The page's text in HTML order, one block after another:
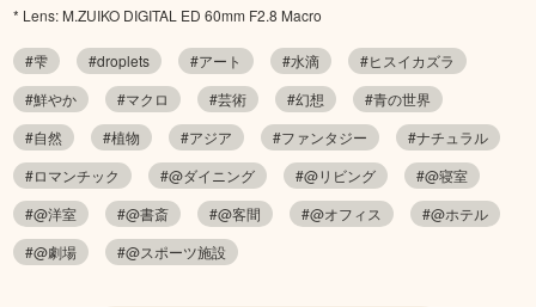
* Lens: M.ZUIKO DIGITAL ED 60mm F2.8 Macro
#雫 #droplets #アート #水滴
#ヒスイカズラ
#鮮やか
#マクロ #芸術 #幻想
#青の世界
#自然
#植物 #アジア #ファンタジー
#ナチュラル
#ロマンチック
#@ダイニング #@リビング
#@寝室
#@洋室
#@書斎 #@客間 #@オフィス
#@ホテル
#@劇場
#@スポーツ施設